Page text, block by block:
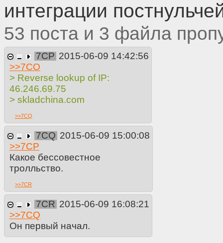
интеграции
53 3
7CP 2015-06-09 14:42:56
>>7CO
> Reverse lookup of IP:
46.246.69.75
> skladchina.com
>>7CQ
7CQ 2015-06-09 15:00:08
>>7CP
Какое бессовестное
тролльство.
>>7CR
7CR 2015-06-09 16:08:21
>>7CQ
Он первый начал.